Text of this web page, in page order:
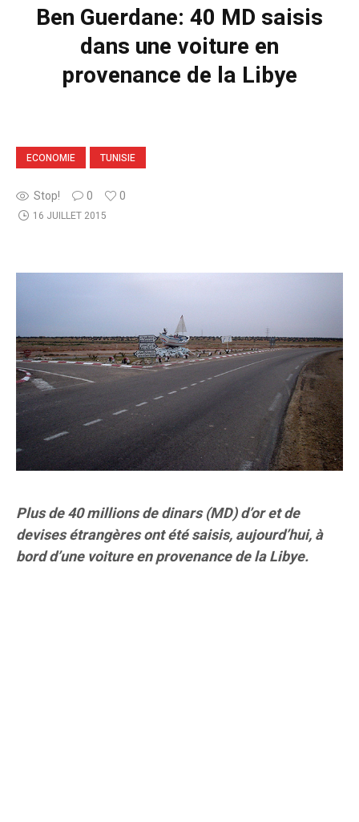
Ben Guerdane: 40 MD saisis
dans une voiture en
provenance de la Libye
ECONOMIE TUNISIE
Stop! 0 0
16 JUILLET 2015
Plus de 40 millions de dinars (MD) d’or et de
devises étrangères ont été saisis, aujourd’hui, à
bord d’une voiture en provenance de la Libye.